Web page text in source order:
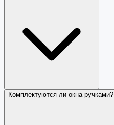
Комплектуются ли окна ручками?